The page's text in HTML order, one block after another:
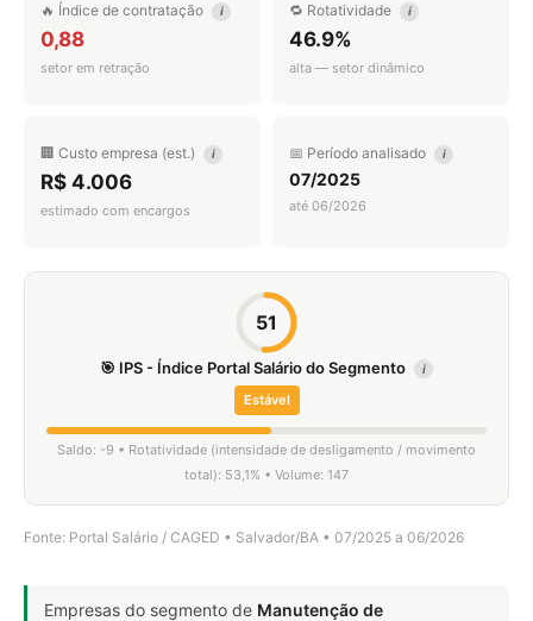
🔥 Índice de contratação i
0,88
setor em retração
🔁 Rotatividade i
46.9%
alta — setor dinâmico
🏢 Custo empresa (est.) i
R$ 4.006
estimado com encargos
📅 Período analisado i
07/2025
até 06/2026
51
🎯 IPS - Índice Portal Salário do Segmento i
Estável
Saldo: -9 • Rotatividade (intensidade de desligamento / movimento
total): 53,1% • Volume: 147
Fonte: Portal Salário / CAGED • Salvador/BA • 07/2025 a 06/2026
Empresas do segmento de Manutenção de